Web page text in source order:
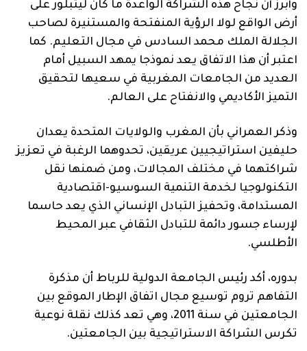
وأبرز أن نجاح هذه الشراكة الواعدة ما كان ليتبلور على
أرض الواقع لولا الرؤية المنفتحة والمستنيرة لصاحب
الجلالة الملك محمد السادس في مجال التعليم. كما
اعتبر أن هذا الاتفاق يعد نموذجا يمهد السبيل أمام
العديد من الجامعات المغربية في سعيها لتحقيق
التميز الأكاديمي والانفتاح على العالم.
وذكر العمراني بأن المغرب والولايات المتحدة يعدان
حليفين استراتيجيين عريقين، تحدوهما الرغبة في تعزيز
شراكتهما في مختلف المجالات، ومن ضمنها نقل
التكنولوجيا لخدمة التنمية السوسيو-اقتصادية
المستدامة، وتحفيز التبادل الإنساني الذي يعد حاسما
لإرساء جسور دائمة للتبادل الثقافي عبر المحيط
الأطلسي.
بدوره، أكد رئيس الجامعة الدولية للرباط أن مذكرة
التفاهم تروم توسيع مجال اتفاق الإطار الموقع بين
الجامعتين في سنة 2011، وهي تعد كذلك نقلة نوعية
تكرس الشراكة الاستراتيجية بين الجامعتين.